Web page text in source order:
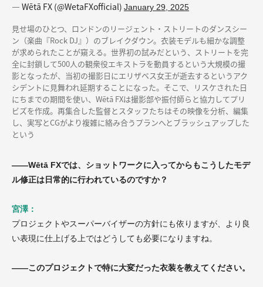
— Wētā FX (@WetaFXofficial) January 29, 2025
見せ場のひとつ、ロンドンのリージェント・ストリートのダンスシー
ン（楽曲『Rock DJ』）のブレイクダウン。衣装モデルも細かな調整
が求められたことが窺える。世界初の試みだという、ストリートを完
全に封鎖して500人の観衆役エキストラを動員するという大規模の撮
影となったが、当初の撮影日にエリザベス女王が逝去するというアク
シデントに見舞われ延期することになった。そこで、リスケされた日
にちまでの期間を使い、Wētā FXは撮影部や振付師らと協力してプリ
ビズを作成。再集合した監督とスタッフたちはその映像を分析、編集
し、実写とCGがより複雑に絡み合うプランへとブラッシュアップした
という
——Wētā FXでは、ショットワークに入ってからもこうしたモデ
ル修正は日常的に行われているのですか？
宮澤：
プロジェクトやスーパーバイザーの方針にも依りますが、より良
い表現に仕上げる上ではどうしても必要になりますね。
——このプロジェクトで特に大変だった衣装を教えてください。